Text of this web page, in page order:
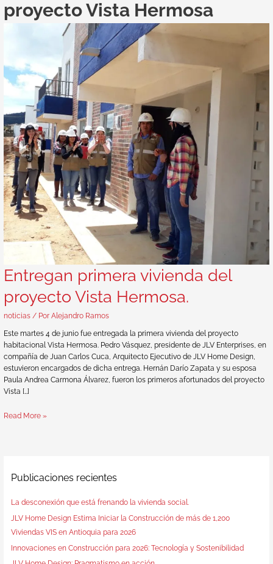
proyecto Vista Hermosa
Entregan primera vivienda del
proyecto Vista Hermosa.
noticias / PorAlejandro Ramos
Este martes 4 de junio fue entregada la primera vivienda del proyecto
habitacional Vista Hermosa. Pedro Vásquez, presidente de JLV Enterprises, en
compañía de Juan Carlos Cuca, Arquitecto Ejecutivo de JLV Home Design,
estuvieron encargados de dicha entrega. Hernán Darío Zapata y su esposa
Paula Andrea Carmona Álvarez, fueron los primeros afortunados del proyecto
Vista […]
vivienda
Read More »
Publicaciones recientes
La desconexión que está frenando la vivienda social.
JLV Home Design Estima Iniciar la Construcción de más de 1,200
Viviendas VIS en Antioquia para 2026
Innovaciones en Construcción para 2026: Tecnología y Sostenibilidad